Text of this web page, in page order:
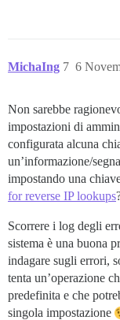
MichaIng 6
7
Non sarebbe
impostazioni di
configurata alcuna
un’informazione/
impostando una
for reverse IP lookups
Scorrere i log degli
sistema è una buona
indagare sugli errori,
tenta un’operazione
predefinita e che
singola impostazione